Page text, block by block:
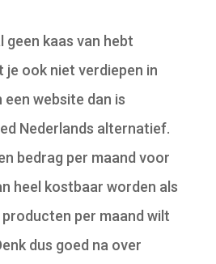
geen kaas van hebt
je ook niet verdiepen in
website dan is
Nederlands alternatief.
bedrag per maand voor
heel kostbaar worden als
per maand wilt
dus goed na over